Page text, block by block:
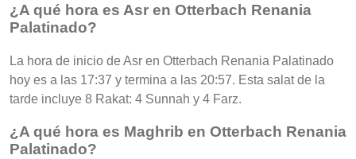
¿A qué hora es Asr en Otterbach Renania
Palatinado?
La hora de inicio de Asr en Otterbach Renania Palatinado
hoy es a las 17:37 y termina a las 20:57. Esta salat de la
tarde incluye 8 Rakat: 4 Sunnah y 4 Farz.
¿A qué hora es Maghrib en Otterbach Renania
Palatinado?